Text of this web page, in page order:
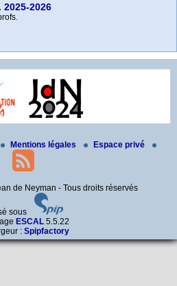
le site internet de l’Amicale (…)
à La Baule-Escoublac
Jean a enseigné, à La Baule-Escoublac
de l’exécution de Jean de Neyman
Mentions légales Espace privé
de Neyman - Tous droits réservés
sous
ESCAL 5.5.22
: Spipfactory